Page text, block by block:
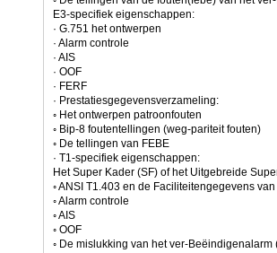
E3-specifiek eigenschappen:
· G.751 het ontwerpen
· Alarm controle
· AIS
· OOF
· FERF
· Prestatiesgegevensverzameling:
◦ Het ontwerpen patroonfouten
◦ Bip-8 foutentellingen (weg-pariteit fouten)
◦ De tellingen van FEBE
· T1-specifiek eigenschappen:
Het Super Kader (SF) of het Uitgebreide
◦ ANSI T1.403 en de Faciliteitengegevens
◦ Alarm controle
◦ AIS
◦ OOF
◦ De mislukking van het ver-Beëindigenalarm